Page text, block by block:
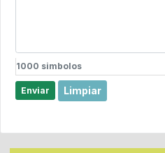
1000 simbolos
Enviar Limpiar